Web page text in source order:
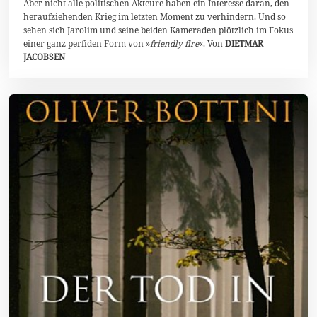
Aber nicht alle politischen Akteure haben ein Interesse daran, den
heraufziehenden Krieg im letzten Moment zu verhindern. Und so
sehen sich Jarolim und seine beiden Kameraden plötzlich im Fokus
einer ganz perfiden Form von »friendly fire«. VonDIETMAR
JACOBSEN